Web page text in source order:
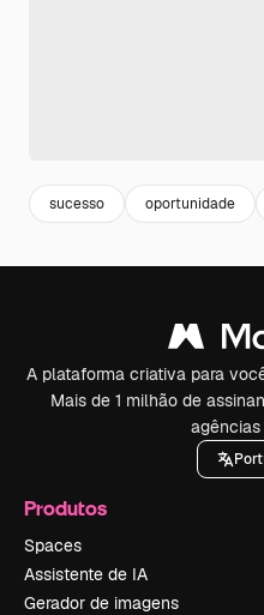
sucesso oportunidade
A plataforma criativa para
Mais de 1 milhão de
Produtos
Spaces
Assistente de IA
Gerador de imagens